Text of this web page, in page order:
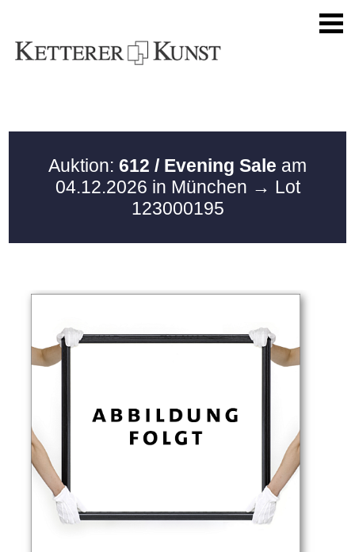
Auktion: 612 / Evening Sale am
04.12.2026 in München → Lot
123000195